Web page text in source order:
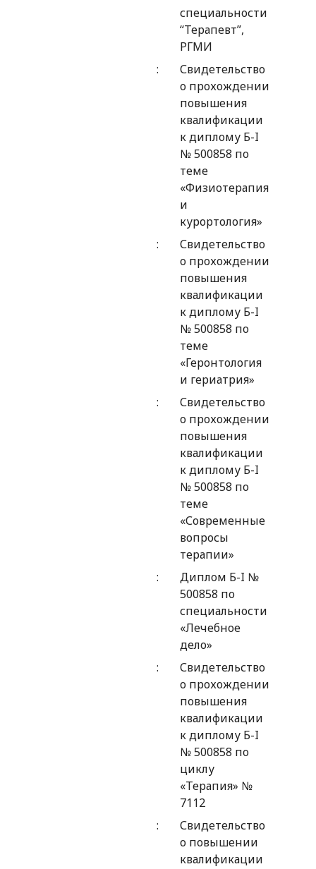
специальности
“Терапевт”,
РГМИ
Свидетельство
о прохождении
повышения
квалификации
к диплому Б-I
№ 500858 по
теме
«Физиотерапия
и
курортология»
Свидетельство
о прохождении
повышения
квалификации
к диплому Б-I
№ 500858 по
теме
«Геронтология
и гериатрия»
Свидетельство
о прохождении
повышения
квалификации
к диплому Б-I
№ 500858 по
теме
«Современные
вопросы
терапии»
Диплом Б-I №
500858 по
специальности
«Лечебное
дело»
Свидетельство
о прохождении
повышения
квалификации
к диплому Б-I
№ 500858 по
циклу
«Терапия» №
7112
Свидетельство
о повышении
квалификации